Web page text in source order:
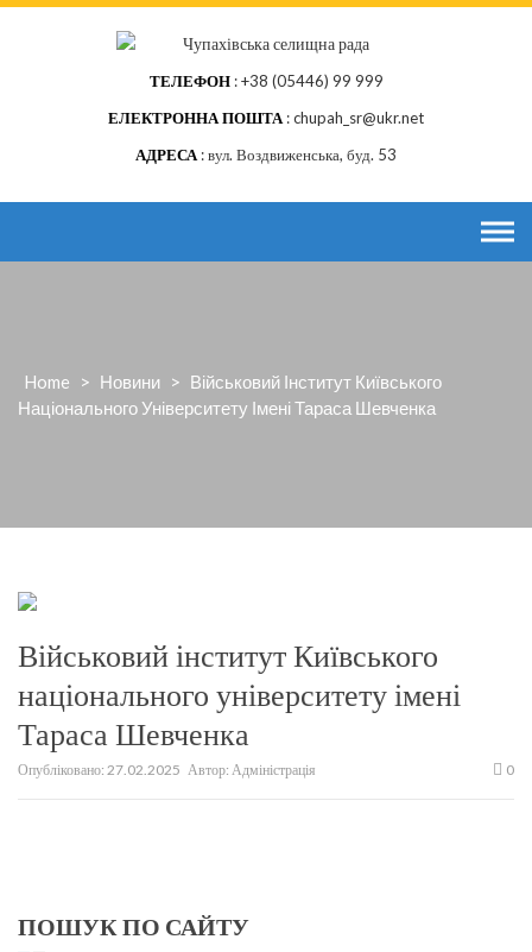
Skip
ТЕЛЕФОН +38 (05446) 99 999
ЕЛЕКТРОННА ПОШТА chupah_sr@ukr.net
АДРЕСА вул. Воздвиженська, буд. 53
Home > Новини > Військовий Інститут Київського
Національного Університету Імені Тараса Шевченка
Військовий інститут Київського
національного університету імені
Тараса Шевченка
Опубліковано: 27.02.2025 Автор: Адміністрація 0
ПОШУК ПО САЙТУ